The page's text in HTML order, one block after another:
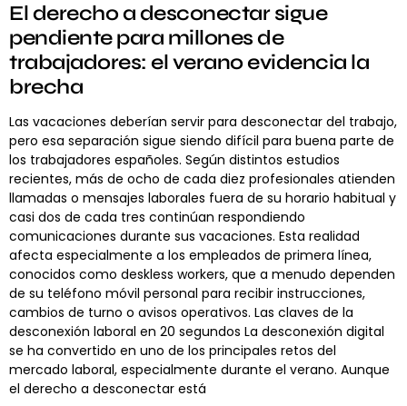
El derecho a desconectar sigue
pendiente para millones de
trabajadores: el verano evidencia la
brecha
Las vacaciones deberían servir para desconectar del trabajo,
pero esa separación sigue siendo difícil para buena parte de
los trabajadores españoles. Según distintos estudios
recientes, más de ocho de cada diez profesionales atienden
llamadas o mensajes laborales fuera de su horario habitual y
casi dos de cada tres continúan respondiendo
comunicaciones durante sus vacaciones. Esta realidad
afecta especialmente a los empleados de primera línea,
conocidos como deskless workers, que a menudo dependen
de su teléfono móvil personal para recibir instrucciones,
cambios de turno o avisos operativos. Las claves de la
desconexión laboral en 20 segundos La desconexión digital
se ha convertido en uno de los principales retos del
mercado laboral, especialmente durante el verano. Aunque
el derecho a desconectar está